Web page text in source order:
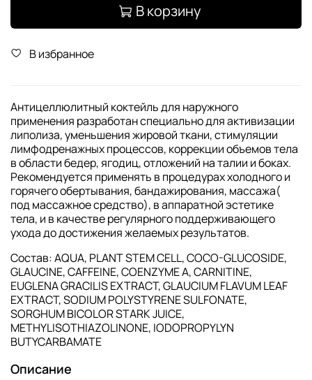
В корзину
В избранное
Антицеллюлитный коктейль для наружного
применения разработан специально для активизации
липолиза, уменьшения жировой ткани, стимуляции
лимфодренажных процессов, коррекции объемов тела
в области бедер, ягодиц, отложений на талии и боках.
Рекомендуется применять в процедурах холодного и
горячего обертывания, бандажирования, массажа(
под массажное средство), в аппаратной эстетике
тела, и в качестве регулярного поддерживающего
ухода до достижения желаемых результатов.
Состав: AQUA, PLANT STEM CELL, COCO-GLUCOSIDE,
GLAUCINE, CAFFEINE, COENZYME A, CARNITINE,
EUGLENA GRACILIS EXTRACT, GLAUCIUM FLAVUM LEAF
EXTRACT, SODIUM POLYSTYRENE SULFONATE,
SORGHUM BICOLOR STARK JUICE,
METHYLISOTHIAZOLINONE, IODOPROPYLYN
BUTYCARBAMATE
Описание